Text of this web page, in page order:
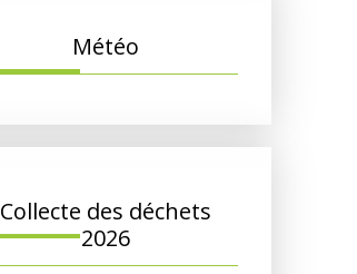
Météo
Collecte des déchets
2026